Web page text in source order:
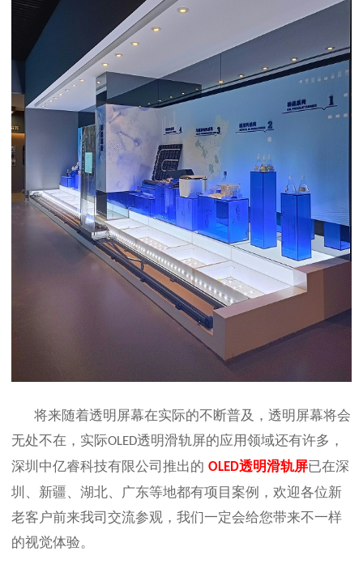
将来随着透明屏幕在实际的不断普及，透明屏幕将会
无处不在，实际OLED透明滑轨屏的应用领域还有许多，
深圳中亿睿科技有限公司推出的 OLED透明滑轨屏已在深
圳、新疆、湖北、广东等地都有项目案例，欢迎各位新
老客户前来我司交流参观，我们一定会给您带来不一样
的视觉体验。